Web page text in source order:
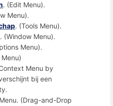
. (Edit Menu).
Menu).
. (Tools Menu).
. (Window Menu).
Menu).
Menu by
bij een
Menu. (Drag-and-Drop